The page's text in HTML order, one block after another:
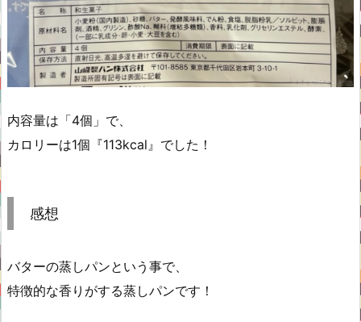
内容量は「4個」で、
カロリーは1個『113kcal』でした！
感想
バターの蒸しパンという事で、
特徴的な香りがする蒸しパンです！